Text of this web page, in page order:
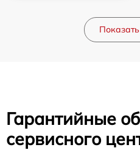
Гарантийные
сервисного